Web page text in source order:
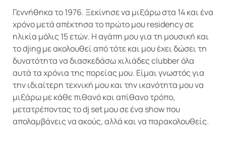
Γεννήθηκα το 1976. Ξεκίνησε να μιξάρω στα 14 και ένα
χρόνο μετά απέκτησα το πρώτο μου residency σε
ηλικία μόλις 15 ετών. H αγάπη μου για τη μουσική και
το djing με ακολουθεί από τότε και μου έχει δώσει τη
δυνατότητα να διασκεδάσω χιλιάδες clubber όλα
αυτά τα χρόνια της πορείας μου. Είμαι γνωστός για
την ιδιαίτερη τεχνική μου και την ικανότητα μου να
μιξάρω με κάθε πιθανό και απίθανο τρόπο,
μετατρέποντας το dj set μου σε ένα show που
απολαμβάνεις να ακούς, αλλά και να παρακολουθείς.